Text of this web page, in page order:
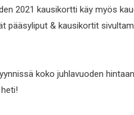
2021 kausikortti käy myös
pääsyliput & kausikortit
koko juhlavuoden